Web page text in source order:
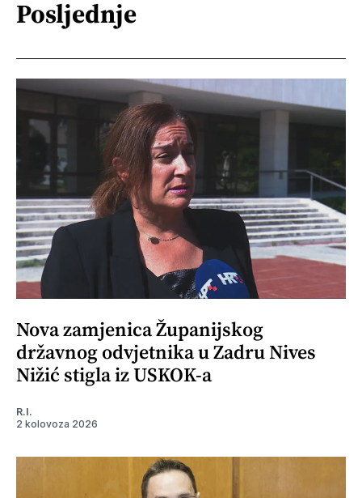
Posljednje
Nova zamjenica Županijskog
državnog odvjetnika u Zadru Nives
Nižić stigla iz USKOK-a
R.I.
2 kolovoza 2026